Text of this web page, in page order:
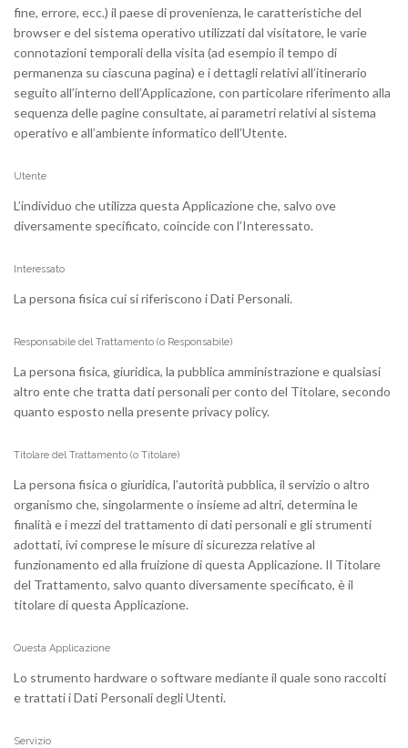
fine, errore, ecc.) il paese di provenienza, le caratteristiche del
browser e del sistema operativo utilizzati dal visitatore, le varie
connotazioni temporali della visita (ad esempio il tempo di
permanenza su ciascuna pagina) e i dettagli relativi all’itinerario
seguito all’interno dell’Applicazione, con particolare riferimento alla
sequenza delle pagine consultate, ai parametri relativi al sistema
operativo e all’ambiente informatico dell’Utente.
Utente
L’individuo che utilizza questa Applicazione che, salvo ove
diversamente specificato, coincide con l’Interessato.
Interessato
La persona fisica cui si riferiscono i Dati Personali.
Responsabile del Trattamento (o Responsabile)
La persona fisica, giuridica, la pubblica amministrazione e qualsiasi
altro ente che tratta dati personali per conto del Titolare, secondo
quanto esposto nella presente privacy policy.
Titolare del Trattamento (o Titolare)
La persona fisica o giuridica, l’autorità pubblica, il servizio o altro
organismo che, singolarmente o insieme ad altri, determina le
finalità e i mezzi del trattamento di dati personali e gli strumenti
adottati, ivi comprese le misure di sicurezza relative al
funzionamento ed alla fruizione di questa Applicazione. Il Titolare
del Trattamento, salvo quanto diversamente specificato, è il
titolare di questa Applicazione.
Questa Applicazione
Lo strumento hardware o software mediante il quale sono raccolti
e trattati i Dati Personali degli Utenti.
Servizio